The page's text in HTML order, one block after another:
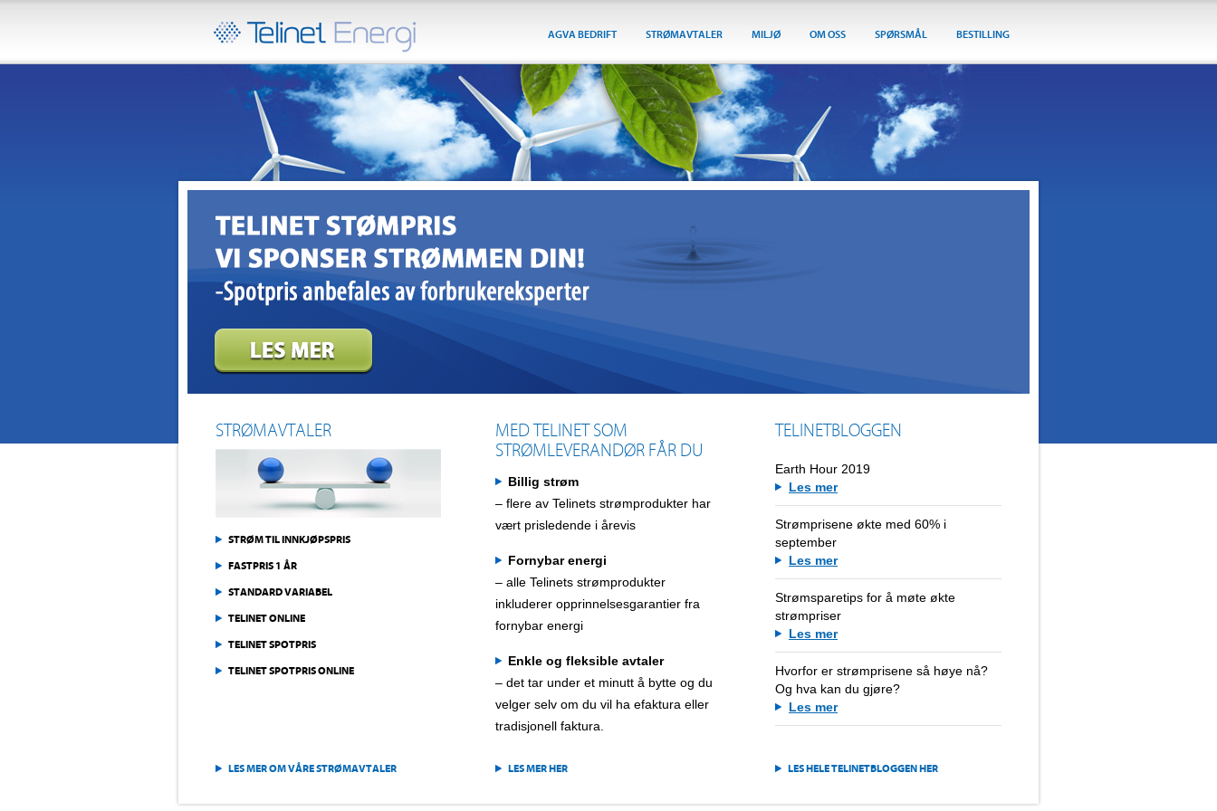
AGVA BEDRIFT STRØMAVTALER MILJØ OM OSS SPØRSMÅL BESTILLING
STRØMAVTALER
STRØM TIL INNKJØPSPRIS
FASTPRIS 1 ÅR
STANDARD VARIABEL
TELINET ONLINE
TELINET SPOTPRIS
TELINET SPOTPRIS ONLINE
LES MER OM VÅRE STRØMAVTALER
MED TELINET SOM
STRØMLEVERANDØR FÅR DU
Billig strøm
– flere av Telinets strømprodukter har
vært prisledende i årevis
Fornybar energi
– alle Telinets strømprodukter
inkluderer opprinnelsesgarantier fra
fornybar energi
Enkle og fleksible avtaler
– det tar under et minutt å bytte og du
velger selv om du vil ha efaktura eller
tradisjonell faktura.
LES MER HER
TELINETBLOGGEN
LES HELE TELINETBLOGGEN HER
Earth Hour 2019
Les mer
Strømprisene økte med 60% i
september
Les mer
Strømsparetips for å møte økte
strømpriser
Les mer
Hvorfor er strømprisene så høye nå?
Og hva kan du gjøre?
Les mer